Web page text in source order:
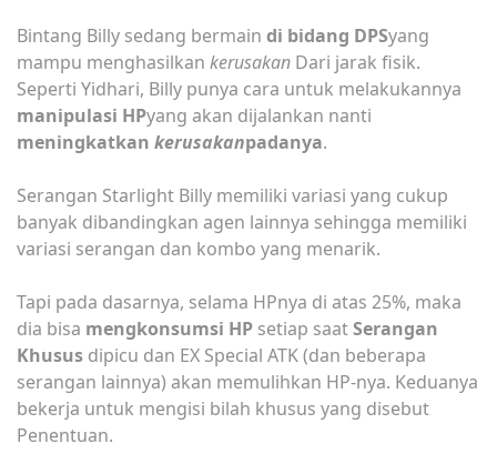
Bintang Billy sedang bermain di bidang DPSyang
mampu menghasilkan kerusakan Dari jarak fisik.
Seperti Yidhari, Billy punya cara untuk melakukannya
manipulasi HPyang akan dijalankan nanti
meningkatkan kerusakanpadanya.
Serangan Starlight Billy memiliki variasi yang cukup
banyak dibandingkan agen lainnya sehingga memiliki
variasi serangan dan kombo yang menarik.
Tapi pada dasarnya, selama HPnya di atas 25%, maka
dia bisa mengkonsumsi HP setiap saatSerangan
Khusus dipicu dan EX Special ATK (dan beberapa
serangan lainnya) akan memulihkan HP-nya. Keduanya
bekerja untuk mengisi bilah khusus yang disebut
Penentuan.